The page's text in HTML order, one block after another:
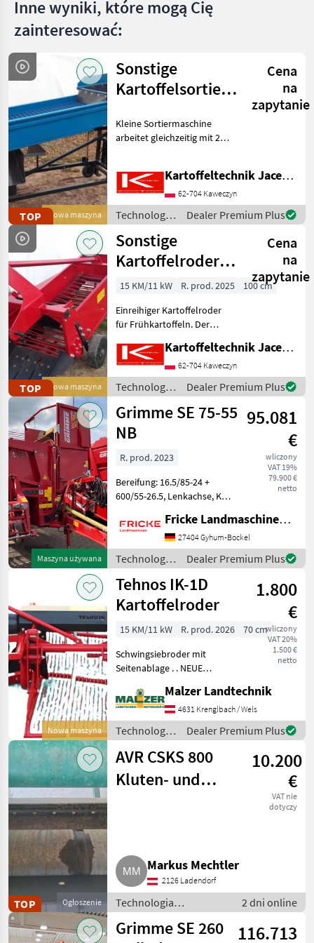
Inne wyniki, które mogą Cię
zainteresować:
TOP Nowa maszyna
Sonstige
Kartoffelsortierer,
Kartoffelsortiermaschine
Cena
na
zapytanie
Kleine Sortiermaschine
arbeitet gleichzeitig mit 2
Folgende Siebe sind dabei:
oben 50 und 60 mm, unten
30, 35, 40mm
Kartoffeltechnik Jacek Boras
62-704 Kaweczyn
Technologia
ziemniaczana
/ Sonstige
Dealer Premium Plus
TOP Nowa maszyna
Sonstige
Kartoffelroder,
Siebkettenroder
Cena
na
zapytanie
15 KM/11 kW R. prod. 2025
100 cm
Einreihiger Kartoffelroder
für Frühkartoffeln. Der
sehr schonend, verletzt die
delikate Schale nicht,
deshalb besonders
geeignet zum Roden v
Kartoffeltechnik Jacek Boras
62-704 Kaweczyn
Technologia
ziemniaczana
/ Sonstige
Dealer Premium Plus
Maszyna używana
Grimme SE 75-55
NB
95.081
€
wliczony
VAT 19%
79.900 €
netto
R. prod. 2023
Bereifung: 16.5/85-24 +
600/55-26.5, Lenkachse, K80
Gelenkwelle,
Druckluftbremse,
Eigenhydraulik,
Dammaufnahme,
automatische
Fricke Landmaschinen GmbH
27404 Gyhum-Bockel
Technologia
ziemniaczana
/ Grimme
Dealer Premium Plus
Nowa maszyna
Tehnos IK-1D
Kartoffelroder
1.800
€
wliczony
VAT 20%
1.500 €
netto
15 KM/11 kW R. prod. 2026
70 cm
Schwingsiebroder mit
Seitenablage . . NEUE
. . Dreipunktanbau . .
geteilte Schare . .
Scheibenseche und
Stahllaufräder
höhenverstellbar . . war
Malzer Landtechnik
4631 Krenglbach / Wels
Technologia
ziemniaczana
/ Tehnos
Dealer Premium Plus
Ogłoszenie
TOP
AVR CSKS 800
Kluten- und
10.200
€
VAT nie
dotyczy
Markus Mechtler
2126 Ladendorf
Technologia
ziemniaczana / Inne
rozwiązania
2 dni online
Grimme SE 260
116.713